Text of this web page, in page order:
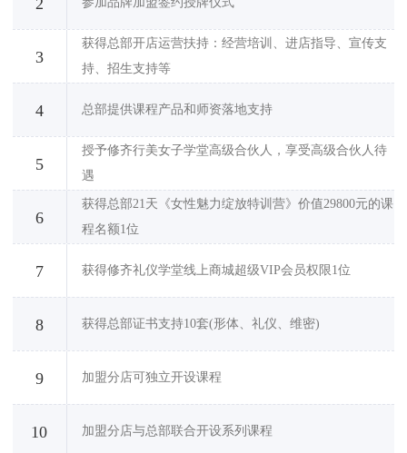
3
获得总部开店运营扶持：经营培训、进店指导、宣传支
持、招生支持等
4 总部提供课程产品和师资落地支持
5
授予修齐行美女子学堂高级合伙人，享受高级合伙人待
遇
6
获得总部21天《女性魅力绽放特训营》价值29800元的课
程名额1位
7 获得修齐礼仪学堂线上商城超级VIP会员权限1位
8 获得总部证书支持10套(形体、礼仪、维密)
9 加盟分店可独立开设课程
10 加盟分店与总部联合开设系列课程